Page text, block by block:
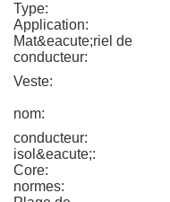
Type:
Application:
Mat&eacute;riel de
conducteur:
Veste:
nom:
conducteur:
isol&eacute;:
Core:
normes: